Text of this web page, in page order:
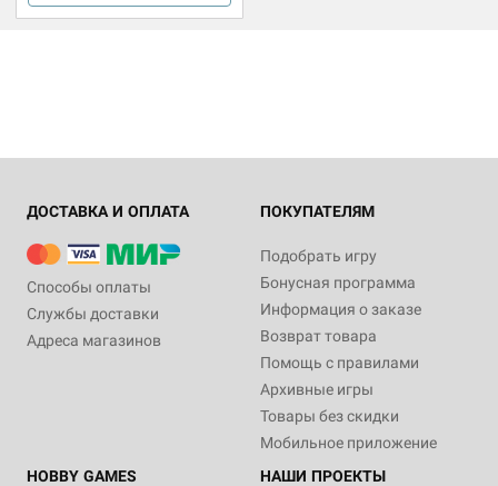
ДОСТАВКА И ОПЛАТА
Способы оплаты
Службы доставки
Адреса магазинов
ПОКУПАТЕЛЯМ
Подобрать игру
Бонусная программа
Информация о заказе
Возврат товара
Помощь с правилами
Архивные игры
Товары без скидки
Мобильное приложение
HOBBY GAMES
НАШИ ПРОЕКТЫ